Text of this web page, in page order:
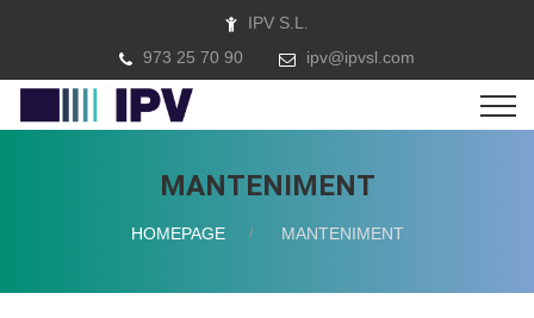
IPV S.L.
973 25 70 90
ipv@ipvsl.com
MANTENIMENT
HOMEPAGE MANTENIMENT